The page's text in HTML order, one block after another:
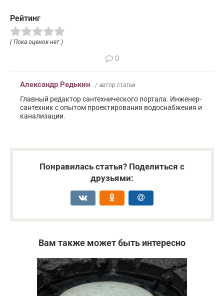
Рейтинг
( Пока оценок нет )
0
Александр Редькин / автор статьи
Главный редактор сантехнического портала. Инженер-
сантехник с опытом проектирования водоснабжения и
канализации.
Понравилась статья? Поделиться с
друзьями:
Вам также может быть интересно